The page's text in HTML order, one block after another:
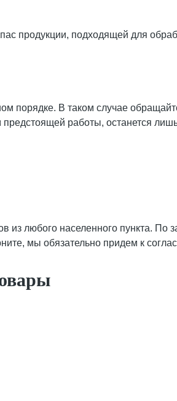
продукции, подходящей для
порядке. В таком случае
работы, останется
из любого населенного пункта.
мы обязательно придем к